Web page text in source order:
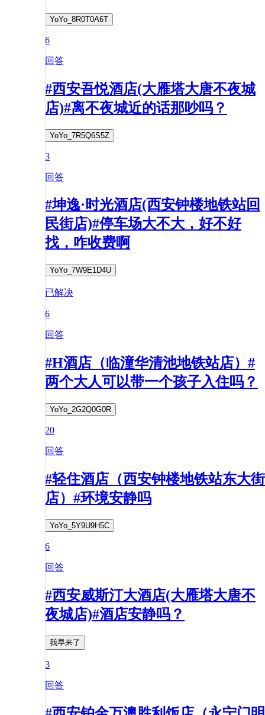
YoYo_8R0T0A6T
6
回答
#西安吾悦酒店(大雁塔大唐不夜城
店)#离不夜城近的话那吵吗？
YoYo_7R5Q6S5Z
3
回答
#坤逸·时光酒店(西安钟楼地铁站回
民街店)#停车场大不大，好不好
找，咋收费啊
YoYo_7W9E1D4U
已解决
6
回答
#H酒店（临潼华清池地铁站店）#
两个大人可以带一个孩子入住吗？
YoYo_2G2Q0G0R
20
回答
#轻住酒店（西安钟楼地铁站东大街
店）#环境安静吗
YoYo_5Y9U9H5C
6
回答
#西安威斯汀大酒店(大雁塔大唐不
夜城店)#酒店安静吗？
我早来了
3
回答